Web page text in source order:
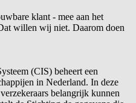
klant - mee aan het
willen wij niet. Daarom doen
(CIS) beheert een
in Nederland. In deze
belangrijk kunnen